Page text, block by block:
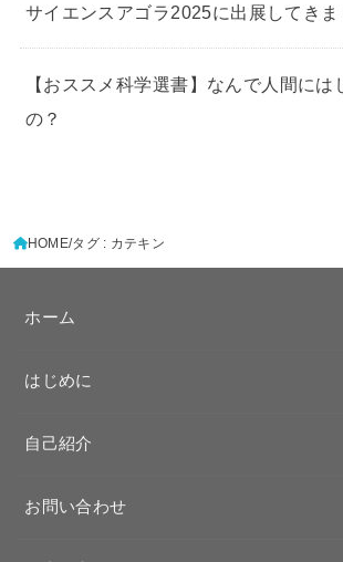
サイエンスアゴラ2025に出展してきま
【おススメ科学選書】なんで人間には
の？
HOME タグ : カテキン
ホーム
はじめに
自己紹介
お問い合わせ